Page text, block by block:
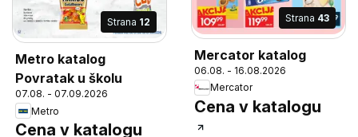
Strana 12
Metro katalog
Povratak u školu
07.08. - 07.09.2026
Metro
Cena v katalogu
Strana 43
Mercator katalog
06.08. - 16.08.2026
Mercator
Cena v katalogu